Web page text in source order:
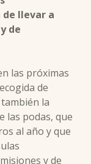
llevar a
de
las próximas
de
la
las podas, que
al año y que
y de